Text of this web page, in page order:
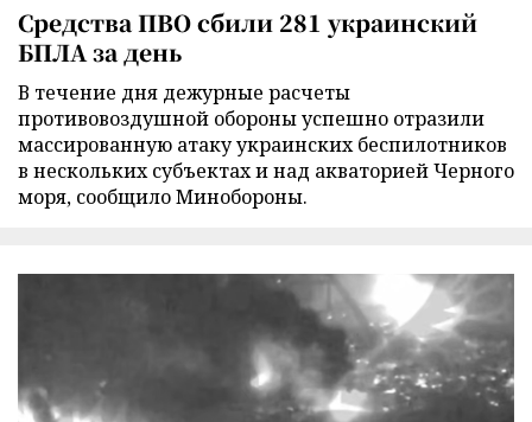
Средства ПВО сбили 281 украинский
БПЛА за день
В течение дня дежурные расчеты
противовоздушной обороны успешно отразили
массированную атаку украинских беспилотников
в нескольких субъектах и над акваторией Черного
моря, сообщило Минобороны.